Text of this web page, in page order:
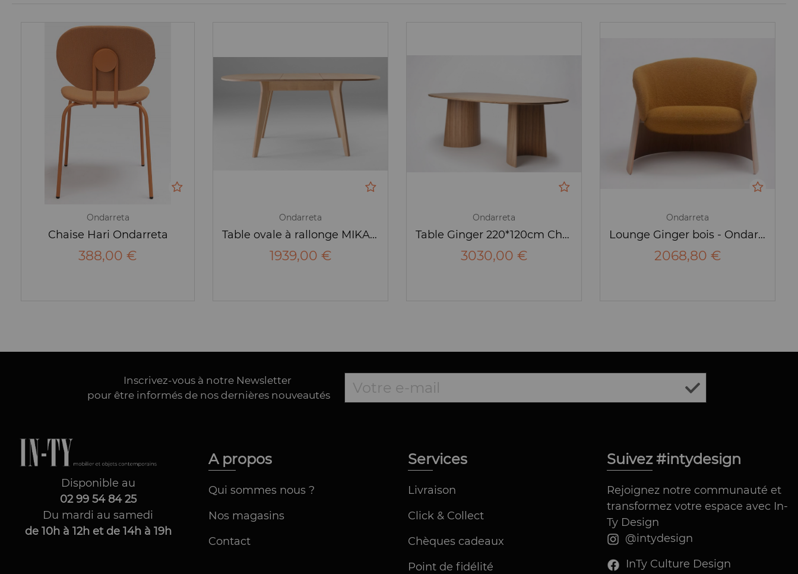
Ondarreta
Chaise Hari Ondarreta
388,00 €
Ondarreta
Table ovale à rallonge MIKADO de Ondarreta 140*120
1939,00 €
Ondarreta
Table Ginger 220*120cm Chêne - Ondaretta
3030,00 €
Ondarreta
Lounge Ginger bois - Ondaretta
2068,80 €
Inscrivez-vous à notre Newsletter
pour être informés de nos dernières nouveautés
Disponible au
02 99 54 84 25
Du mardi au samedi
de 10h à 12h et de 14h à 19h
A propos
Qui sommes nous ?
Nos magasins
Contact
Services
Livraison
Click & Collect
Chèques cadeaux
Point de fidélité
Suivez #intydesign
Rejoignez notre communauté et
transformez votre espace avec In-
Ty Design
@intydesign
InTy Culture Design